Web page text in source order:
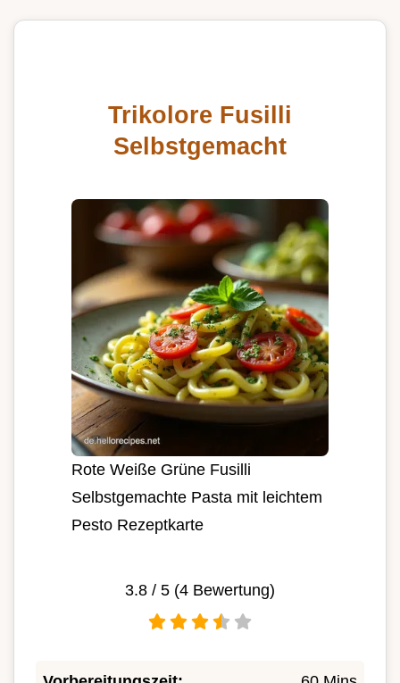
Trikolore Fusilli
Selbstgemacht
Rote Weiße Grüne Fusilli
Selbstgemachte Pasta mit leichtem
Pesto Rezeptkarte
3.8 / 5 (4 Bewertung)